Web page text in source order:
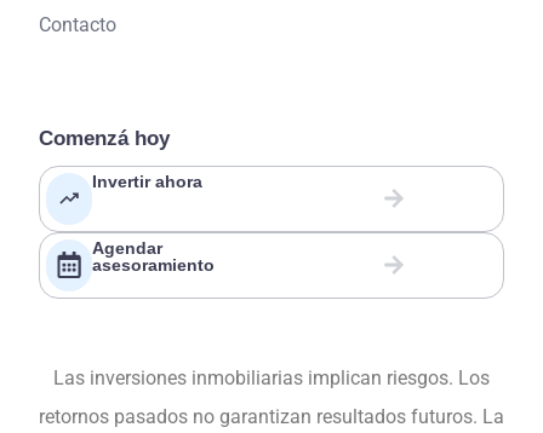
Contacto
Comenzá hoy
Invertir ahora
Agendar
asesoramiento
Las inversiones inmobiliarias implican riesgos. Los
retornos pasados no garantizan resultados futuros. La